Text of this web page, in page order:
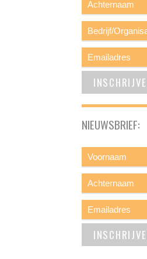
NIEUWSBRIEF: